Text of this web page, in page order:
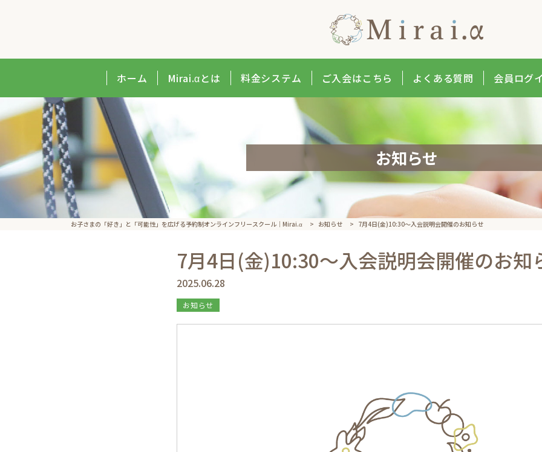
ホーム Mirai.αとは 料金システム ご入会はこちら よくある質問 会員ログ
お知らせ
お子さまの​「好き」と​「可能性」を​広げる予約制オンラインフリースクール｜Mirai.α > お知らせ > 7月4日(金)10:30～入会説明会開催のお知らせ
7月4日(金)10:30～入会説明会開催のお知
2025.06.28
お知らせ